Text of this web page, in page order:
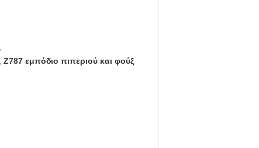
Z787 εμπόδιο πιπεριού και φούξ